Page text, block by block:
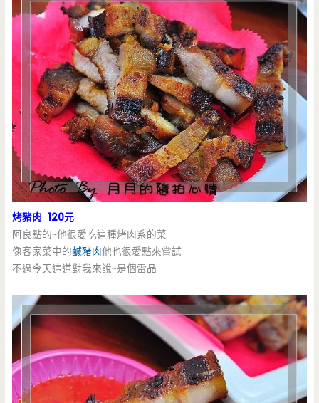
烤豬肉 120元
阿良點的~他很愛吃這種烤肉系的菜
像客家菜中的鹹豬肉他也很愛點來嘗試
不過今天這道對我來說~是個雷品